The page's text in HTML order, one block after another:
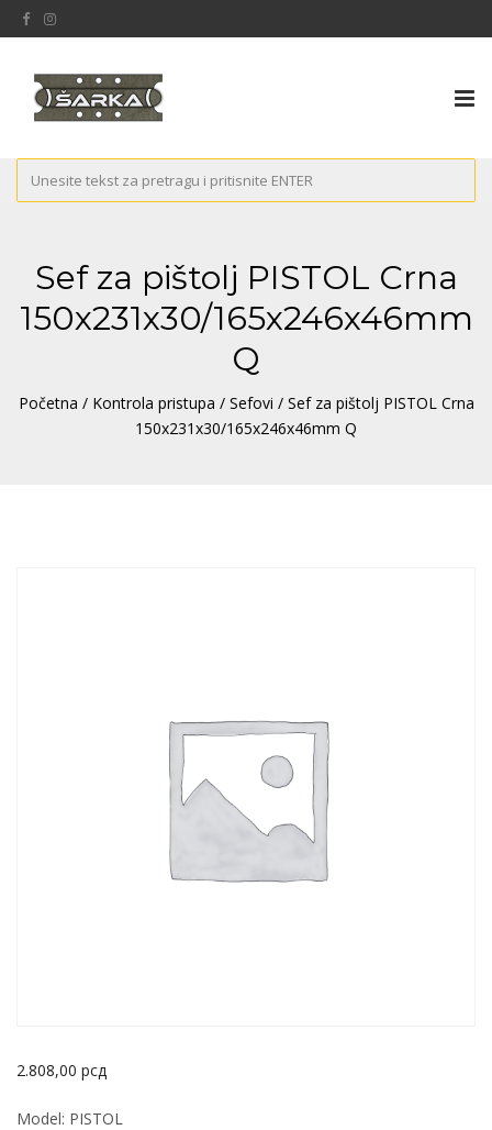
Sef za pištolj PISTOL Crna
150x231x30/165x246x46mm
Q
Početna / Kontrola pristupa / Sefovi / Sef za pištolj PISTOL Crna
150x231x30/165x246x46mm Q
2.808,00 рсд
Model: PISTOL